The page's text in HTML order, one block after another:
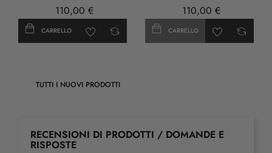
110,00 €
CARRELLO
110,00 €
CARRELLO
TUTTI I NUOVI PRODOTTI
RECENSIONI DI PRODOTTI / DOMANDE E
RISPOSTE